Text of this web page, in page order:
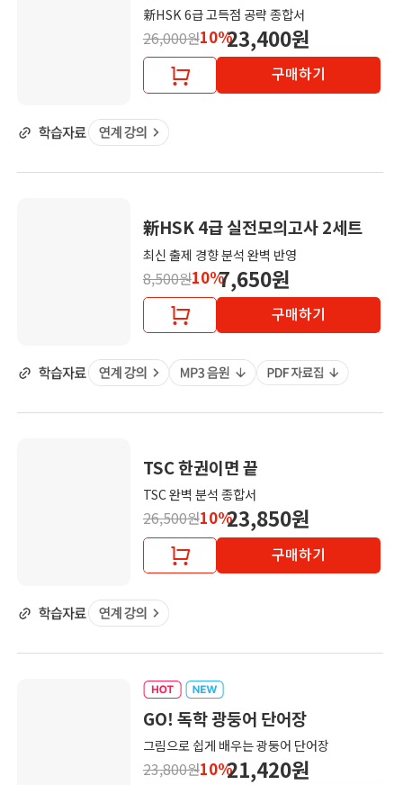
新HSK 6급 고득점 공략 종합서
26,000원10%23,400원
구매하기
新HSK 4급 실전모의고사 2세트
최신 출제 경향 분석 완벽 반영
8,500원10%7,650원
구매하기
TSC 한권이면 끝
TSC 완벽 분석 종합서
26,500원10%23,850원
구매하기
GO! 독학 광둥어 단어장
그림으로 쉽게 배우는 광둥어 단어장
23,800원10%21,420원